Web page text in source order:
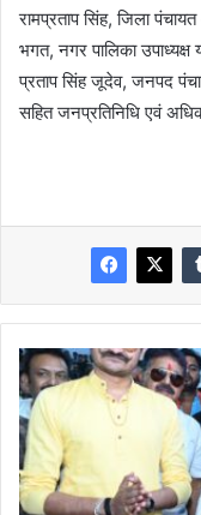
रामप्रताप सिंह, जिला
भगत, नगर पालिका उपाध्यक्ष
प्रताप सिंह जूदेव, जनपद
सहित जनप्रतिनिधि एवं